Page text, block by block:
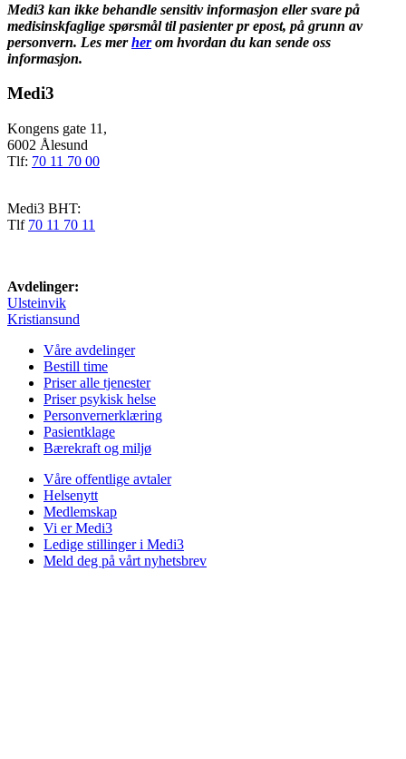
Medi3 kan ikke behandle sensitiv informasjon eller svare på
medisinskfaglige spørsmål til pasienter pr epost, på grunn av
personvern. Les merherom hvordan du kan sende oss
informasjon.
Medi3
Kongens gate 11,
6002 Ålesund
Tlf: 70 11 70 00
Medi3 BHT:
Tlf 70 11 70 11
Avdelinger:
Ulsteinvik
Kristiansund
Våre avdelinger
Bestill time
Priser alle tjenester
Priser psykisk helse
Personvernerklæring
Pasientklage
Bærekraft og miljø
Våre offentlige avtaler
Helsenytt
Medlemskap
Vi er Medi3
Ledige stillinger i Medi3
Meld deg på vårt nyhetsbrev